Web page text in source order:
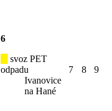
6
svoz PET
odpadu
Ivanovice
na Hané
7 8 9